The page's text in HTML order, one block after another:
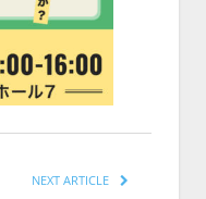
NEXT ARTICLE